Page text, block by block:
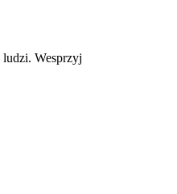
Wesprzyj